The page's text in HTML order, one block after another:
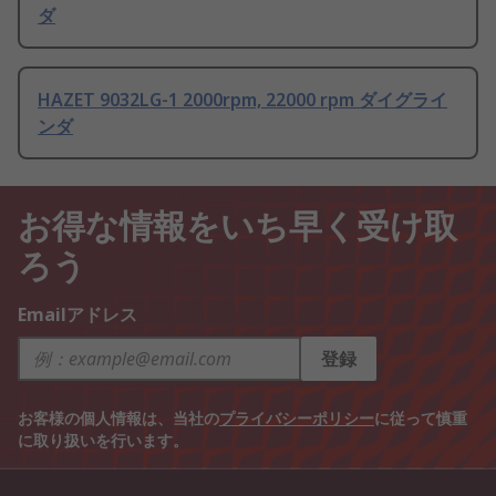
ダ
HAZET 9032LG-1 2000rpm, 22000 rpm ダイグライ
ンダ
お得な情報をいち早く受け取
ろう
Emailアドレス
登録
お客様の個人情報は、当社のプライバシーポリシーに従って慎重
に取り扱いを行います。